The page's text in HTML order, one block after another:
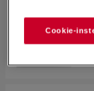
Cookie-